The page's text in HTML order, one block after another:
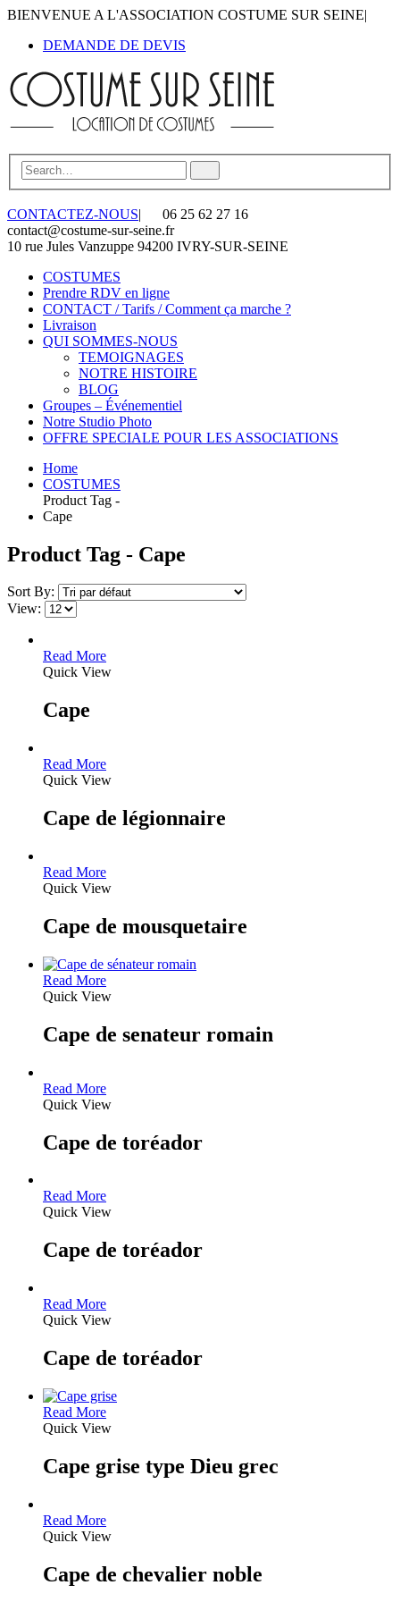
BIENVENUE A L'ASSOCIATION COSTUME SUR SEINE|
DEMANDE DE DEVIS
CONTACTEZ-NOUS|
06 25 62 27 16
contact@costume-sur-seine.fr
10 rue Jules Vanzuppe 94200 IVRY-SUR-SEINE
COSTUMES
Prendre RDV en ligne
CONTACT / Tarifs / Comment ça marche ?
Livraison
QUI SOMMES-NOUS
TEMOIGNAGES
NOTRE HISTOIRE
BLOG
Groupes – Événementiel
Notre Studio Photo
OFFRE SPECIALE POUR LES ASSOCIATIONS
Home
COSTUMES
Product Tag -
Cape
Product Tag - Cape
Sort By:
View:
Read More
Quick View
Cape
Read More
Quick View
Cape de légionnaire
Read More
Quick View
Cape de mousquetaire
Read More
Quick View
Cape de senateur romain
Read More
Quick View
Cape de toréador
Read More
Quick View
Cape de toréador
Read More
Quick View
Cape de toréador
Read More
Quick View
Cape grise type Dieu grec
Read More
Quick View
Cape de chevalier noble